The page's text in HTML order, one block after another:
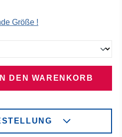
Größe !
IN DEN WARENKORB